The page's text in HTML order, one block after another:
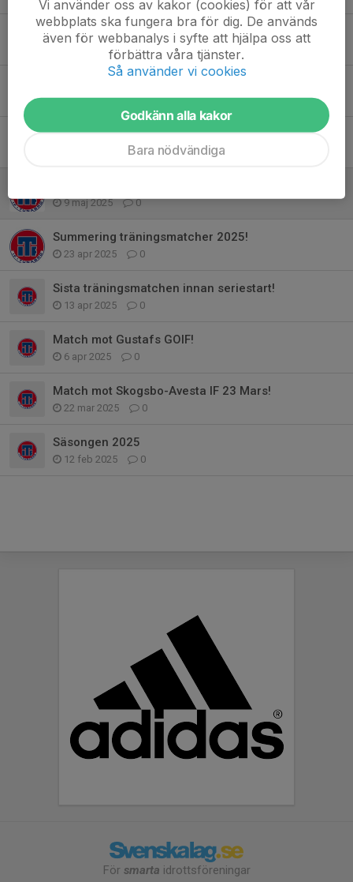
Inställd träning ikväll tisdag 30:e juni
30 jun, 14:01 0
14 jun, 21:04 0
Div 6 Norra IF Tunabro - Amsbergs SK!
0
9 maj 2025 0
Summering träningsmatcher 2025!
23 apr 2025 0
Sista träningsmatchen innan seriestart!
13 apr 2025 0
Match mot Gustafs GOIF!
6 apr 2025 0
Match mot Skogsbo-Avesta IF 23 Mars!
22 mar 2025 0
Säsongen 2025
12 feb 2025 0
För smarta idrottsföreningar
Vi använder oss av kakor (cookies) för att vår
webbplats ska fungera bra för dig. De används
även för webbanalys i syfte att hjälpa oss att
förbättra våra tjänster.
Så använder vi cookies
Godkänn alla kakor
Bara nödvändiga